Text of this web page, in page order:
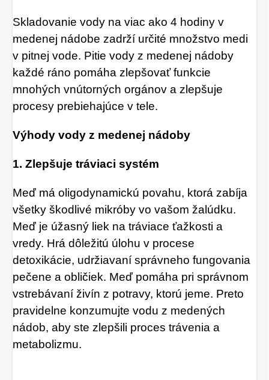
Skladovanie vody na viac ako 4 hodiny v
medenej nádobe zadrží určité množstvo medi
v pitnej vode. Pitie vody z medenej nádoby
každé ráno pomáha zlepšovať funkcie
mnohých vnútorných orgánov a zlepšuje
procesy prebiehajúce v tele.
Výhody vody z medenej nádoby
1. Zlepšuje tráviaci systém
Meď má oligodynamickú povahu, ktorá zabíja
všetky škodlivé mikróby vo vašom žalúdku.
Meď je úžasný liek na tráviace ťažkosti a
vredy. Hrá dôležitú úlohu v procese
detoxikácie, udržiavaní správneho fungovania
pečene a obličiek. Meď pomáha pri správnom
vstrebávaní živín z potravy, ktorú jeme. Preto
pravidelne konzumujte vodu z medených
nádob, aby ste zlepšili proces trávenia a
metabolizmu.